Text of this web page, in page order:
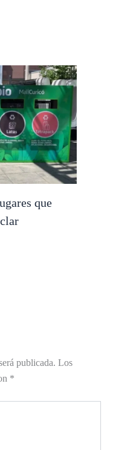
que
publicada. Los
*